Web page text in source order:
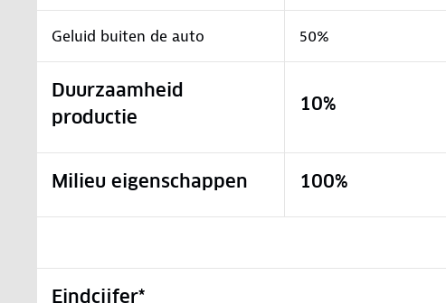
Geluid buiten de auto 50%
Duurzaamheid
productie
10%
Milieu eigenschappen 100%
Eindcijfer*